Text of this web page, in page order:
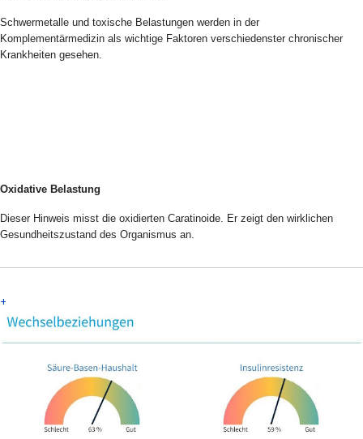
Schwermetalle und toxische Belastungen werden in der
Komplementärmedizin als wichtige Faktoren verschiedenster chronischer
Krankheiten gesehen.
Oxidative Belastung
Dieser Hinweis misst die oxidierten Caratinoide. Er zeigt den wirklichen
Gesundheitszustand des Organismus an.
+